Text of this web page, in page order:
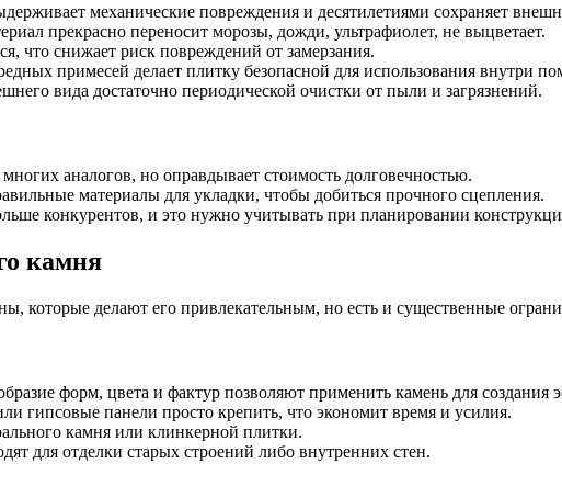
механические повреждения и десятилетиями сохраняет
прекрасно переносит морозы, дожди, ультрафиолет, не выцветает.
что снижает риск повреждений от замерзания.
примесей делает плитку безопасной для использования внутри
вида достаточно периодической очистки от пыли и загрязнений.
аналогов, но оправдывает стоимость долговечностью.
материалы для укладки, чтобы добиться прочного сцепления.
конкурентов, и это нужно учитывать при планировании
камня
которые делают его привлекательным, но есть и существенные
форм, цвета и фактур позволяют применить камень для
гипсовые панели просто крепить, что экономит время и усилия.
камня или клинкерной плитки.
для отделки старых строений либо внутренних стен.